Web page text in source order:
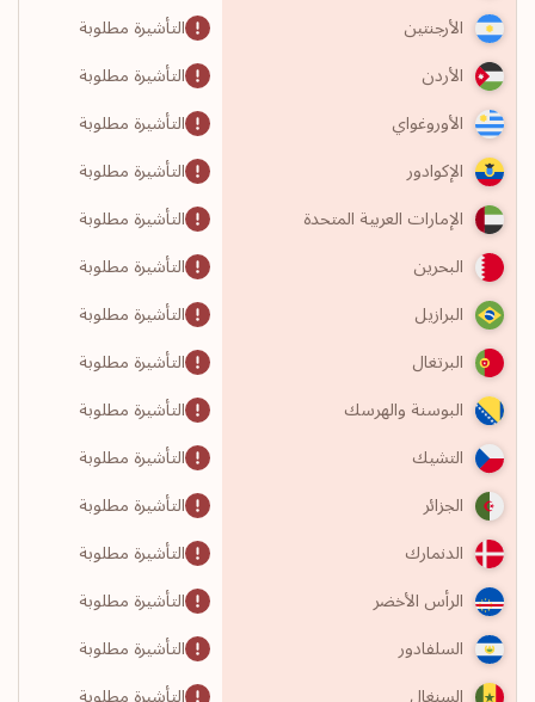
الأرجنتين
التأشيرة مطلوبة
الأردن
التأشيرة مطلوبة
الأوروغواي
التأشيرة مطلوبة
الإكوادور
التأشيرة مطلوبة
الإمارات العربية المتحدة
التأشيرة مطلوبة
البحرين
التأشيرة مطلوبة
البرازيل
التأشيرة مطلوبة
البرتغال
التأشيرة مطلوبة
البوسنة والهرسك
التأشيرة مطلوبة
التشيك
التأشيرة مطلوبة
الجزائر
التأشيرة مطلوبة
الدنمارك
التأشيرة مطلوبة
الرأس الأخضر
التأشيرة مطلوبة
السلفادور
التأشيرة مطلوبة